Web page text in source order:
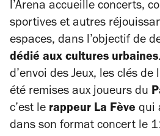
l’Arena accueille concerts,
sportives et autres
espaces, dans l’objectif de
dédié aux cultures urbaines
d’envoi des Jeux, les clés de
été remises aux joueurs du
c’est le rappeur La Fève qui
dans son format concert le